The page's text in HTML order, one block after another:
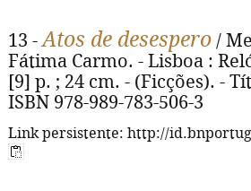
13 -Atos de desespero /
Fátima Carmo. - Lisboa :
[9] p. ; 24 cm. - (Ficções). -
ISBN 978-989-783-506-3
Link persistente: http://